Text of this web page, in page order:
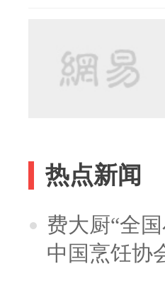
热点新闻
费大厨“全
中国烹饪协